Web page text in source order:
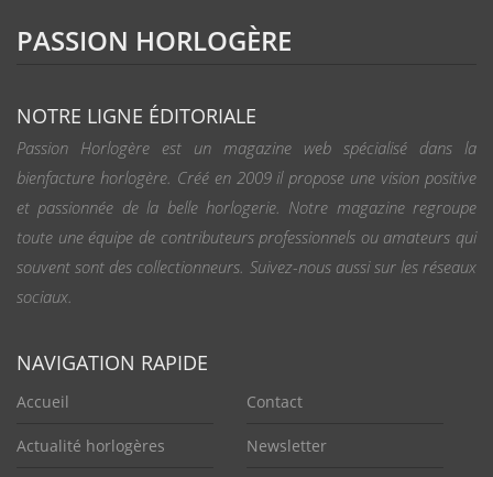
PASSION HORLOGÈRE
NOTRE LIGNE ÉDITORIALE
Passion Horlogère est un magazine web spécialisé dans la
bienfacture horlogère. Créé en 2009 il propose une vision positive
et passionnée de la belle horlogerie. Notre magazine regroupe
toute une équipe de contributeurs professionnels ou amateurs qui
souvent sont des collectionneurs. Suivez-nous aussi sur les réseaux
sociaux.
NAVIGATION RAPIDE
Accueil
Actualité horlogères
Contact
Newsletter